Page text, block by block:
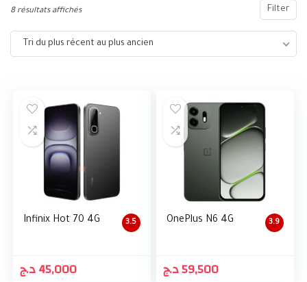
Filter
8 résultats affichés
Tri du plus récent au plus ancien
3.5
Infinix Hot 70 4G
45,000د.ج
3.9
OnePlus N6 4G
59,500د.ج